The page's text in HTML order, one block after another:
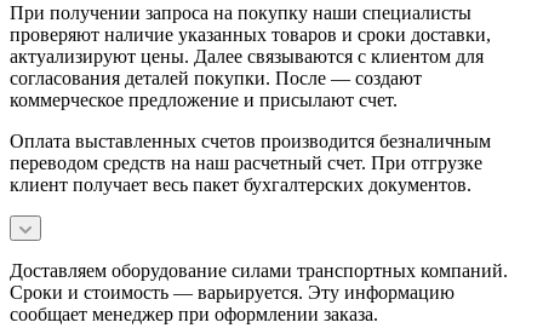
При получении запроса на покупку наши специалисты
проверяют наличие указанных товаров и сроки доставки,
актуализируют цены. Далее связываются с клиентом для
согласования деталей покупки. После — создают
коммерческое предложение и присылают счет.
Оплата выставленных счетов производится безналичным
переводом средств на наш расчетный счет. При отгрузке
клиент получает весь пакет бухгалтерских документов.
Доставляем оборудование силами транспортных компаний.
Сроки и стоимость — варьируется. Эту информацию
сообщает менеджер при оформлении заказа.